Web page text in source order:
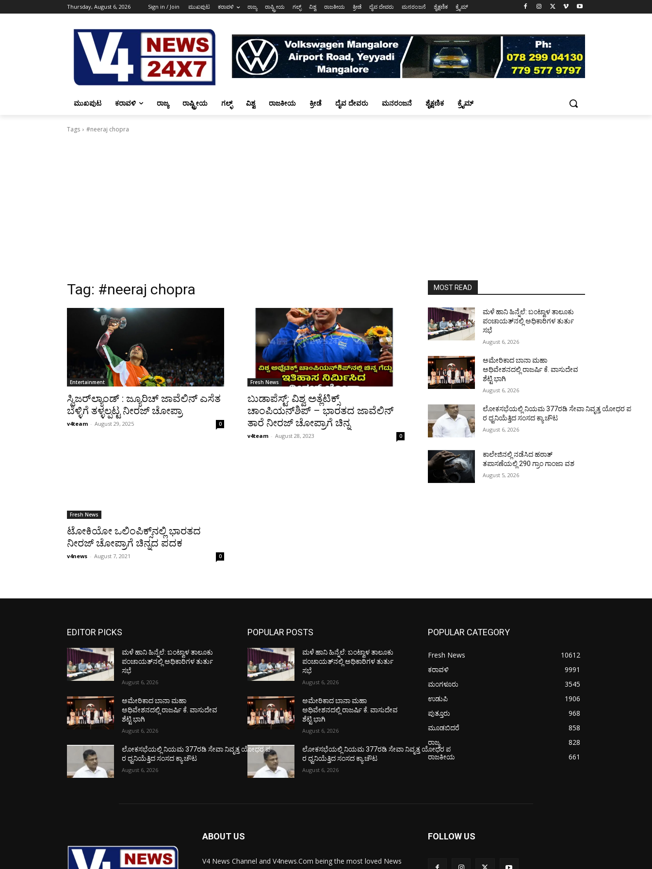
Thursday, August 6, 2026 Sign in / Join ಮುಖಪುಟ ಕರಾವಳಿ ರಾಜ್ಯ ರಾಷ್ಟ್ರೀಯ ಗಲ್ಫ್ ವಿಶ್ವ ರಾಜಕೀಯ ಕ್ರೀಡೆ ದೈವ ದೇವರು ಮನರಂಜನೆ ಶೈಕ್ಷಣಿಕ ಕ್ರೈಮ್
ಮುಖಪುಟ ಕರಾವಳಿ ರಾಜ್ಯ ರಾಷ್ಟ್ರೀಯ ಗಲ್ಫ್ ವಿಶ್ವ ರಾಜಕೀಯ ಕ್ರೀಡೆ ದೈವ ದೇವರು ಮನರಂಜನೆ ಶೈಕ್ಷಣಿಕ ಕ್ರೈಮ್
Tags #neeraj chopra
Tag: #neeraj chopra
Entertainment
ಸ್ವಿಜರ್‌ಲ್ಯಾಂಡ್ : ಜ್ಯೂರಿಚ್‌ ಜಾವೆಲಿನ್ ಎಸೆತ
ಬೆಳ್ಳಿಗೆ ತಳ್ಳಲ್ಪಟ್ಟ ನೀರಜ್ ಚೋಪ್ರಾ
v4team - August 29, 2025 0
Fresh News
ಬುಡಾಪೆಸ್ಟ್: ವಿಶ್ವ ಅತ್ಲೆಟಿಕ್ಸ್
ಚಾಂಪಿಯನ್‍ಶಿಪ್ – ಭಾರತದ ಜಾವೆಲಿನ್
ತಾರೆ ನೀರಜ್ ಚೋಪ್ರಾಗೆ ಚಿನ್ನ
v4team - August 28, 2023 0
Fresh News
ಟೋಕಿಯೋ ಒಲಿಂಪಿಕ್ಸ್‌ನಲ್ಲಿ ಭಾರತದ
ನೀರಜ್ ಚೋಪ್ರಾಗೆ ಚಿನ್ನದ ಪದಕ
v4news - August 7, 2021 0
MOST READ
ಮಳೆ ಹಾನಿ ಹಿನ್ನೆಲೆ: ಬಂಟ್ವಾಳ ತಾಲೂಕು
ಪಂಚಾಯತ್‌ನಲ್ಲಿ ಅಧಿಕಾರಿಗಳ ತುರ್ತು
ಸಭೆ
August 6, 2026
ಅಮೇರಿಕಾದ ಬಾನಾ ಮಹಾ
ಅಧಿವೇಶನದಲ್ಲಿ ರಾಜರ್ಷಿ ಕೆ. ವಾಸುದೇವ
ಶೆಟ್ಟಿ ಭಾಗಿ
August 6, 2026
ಲೋಕಸಭೆಯಲ್ಲಿ ನಿಯಮ 377ರಡಿ ಸೇವಾ ನಿವೃತ್ತ ಯೋಧರ ಪ
ರ ಧ್ವನಿಯೆತ್ತಿದ ಸಂಸದ ಕ್ಯಾ.ಚೌಟ
August 6, 2026
ಕಾಲೇಜಿನಲ್ಲಿ ನಡೆಸಿದ ಹಠಾತ್
ತಪಾಸಣೆಯಲ್ಲಿ 290 ಗ್ರಾಂ ಗಾಂಜಾ ವಶ
August 5, 2026
EDITOR PICKS
ಮಳೆ ಹಾನಿ ಹಿನ್ನೆಲೆ: ಬಂಟ್ವಾಳ ತಾಲೂಕು
ಪಂಚಾಯತ್‌ನಲ್ಲಿ ಅಧಿಕಾರಿಗಳ ತುರ್ತು
ಸಭೆ
August 6, 2026
ಅಮೇರಿಕಾದ ಬಾನಾ ಮಹಾ
ಅಧಿವೇಶನದಲ್ಲಿ ರಾಜರ್ಷಿ ಕೆ. ವಾಸುದೇವ
ಶೆಟ್ಟಿ ಭಾಗಿ
August 6, 2026
ಲೋಕಸಭೆಯಲ್ಲಿ ನಿಯಮ 377ರಡಿ ಸೇವಾ ನಿವೃತ್ತ ಯೋಧರ ಪ
ರ ಧ್ವನಿಯೆತ್ತಿದ ಸಂಸದ ಕ್ಯಾ.ಚೌಟ
August 6, 2026
POPULAR POSTS
ಮಳೆ ಹಾನಿ ಹಿನ್ನೆಲೆ: ಬಂಟ್ವಾಳ ತಾಲೂಕು
ಪಂಚಾಯತ್‌ನಲ್ಲಿ ಅಧಿಕಾರಿಗಳ ತುರ್ತು
ಸಭೆ
August 6, 2026
ಅಮೇರಿಕಾದ ಬಾನಾ ಮಹಾ
ಅಧಿವೇಶನದಲ್ಲಿ ರಾಜರ್ಷಿ ಕೆ. ವಾಸುದೇವ
ಶೆಟ್ಟಿ ಭಾಗಿ
August 6, 2026
ಲೋಕಸಭೆಯಲ್ಲಿ ನಿಯಮ 377ರಡಿ ಸೇವಾ ನಿವೃತ್ತ ಯೋಧರ ಪ
ರ ಧ್ವನಿಯೆತ್ತಿದ ಸಂಸದ ಕ್ಯಾ.ಚೌಟ
August 6, 2026
POPULAR CATEGORY
Fresh News
10612
ಕರಾವಳಿ
9991
ಮಂಗಳೂರು
3545
ಉಡುಪಿ
1906
ಪುತ್ತೂರು
968
ಮೂಡಬಿದರೆ
858
ರಾಜ್ಯ
828
ರಾಜಕೀಯ
661
ABOUT US
V4 News Channel and V4news.Com being the most loved News
FOLLOW US